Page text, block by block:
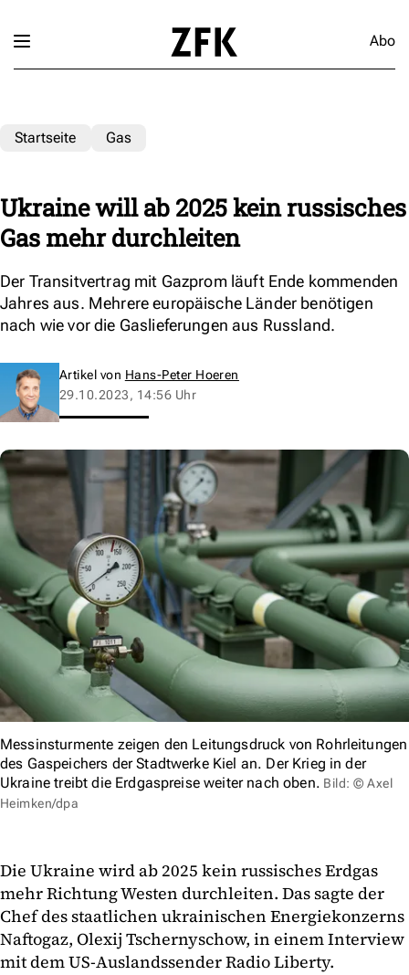
Abo
Startseite Gas
Ukraine will ab 2025 kein russisches
Gas mehr durchleiten
Der Transitvertrag mit Gazprom läuft Ende kommenden
Jahres aus. Mehrere europäische Länder benötigen
nach wie vor die Gaslieferungen aus Russland.
Artikel von Hans-Peter Hoeren
29.10.2023, 14:56 Uhr
Messinsturmente zeigen den Leitungsdruck von Rohrleitungen
des Gaspeichers der Stadtwerke Kiel an. Der Krieg in der
Ukraine treibt die Erdgaspreise weiter nach oben. Bild: © Axel
Heimken/dpa
Die Ukraine wird ab 2025 kein russisches Erdgas
mehr Richtung Westen durchleiten. Das sagte der
Chef des staatlichen ukrainischen Energiekonzerns
Naftogaz, Olexij Tschernyschow, in einem Interview
mit dem US-Auslandssender Radio Liberty.